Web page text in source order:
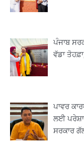
ਪੰਜਾਬ
ਵੱਡਾ
ਪਾਵਰ
ਲਈ
ਸਰਕਾਰ
2
3